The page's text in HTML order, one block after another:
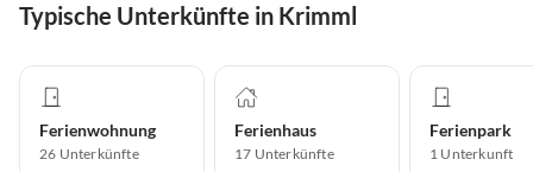
Typische Unterkünfte in Krimml
Ferienwohnung
26 Unterkünfte
Ferienhaus
17 Unterkünfte
Ferienpark
1 Unterkunft